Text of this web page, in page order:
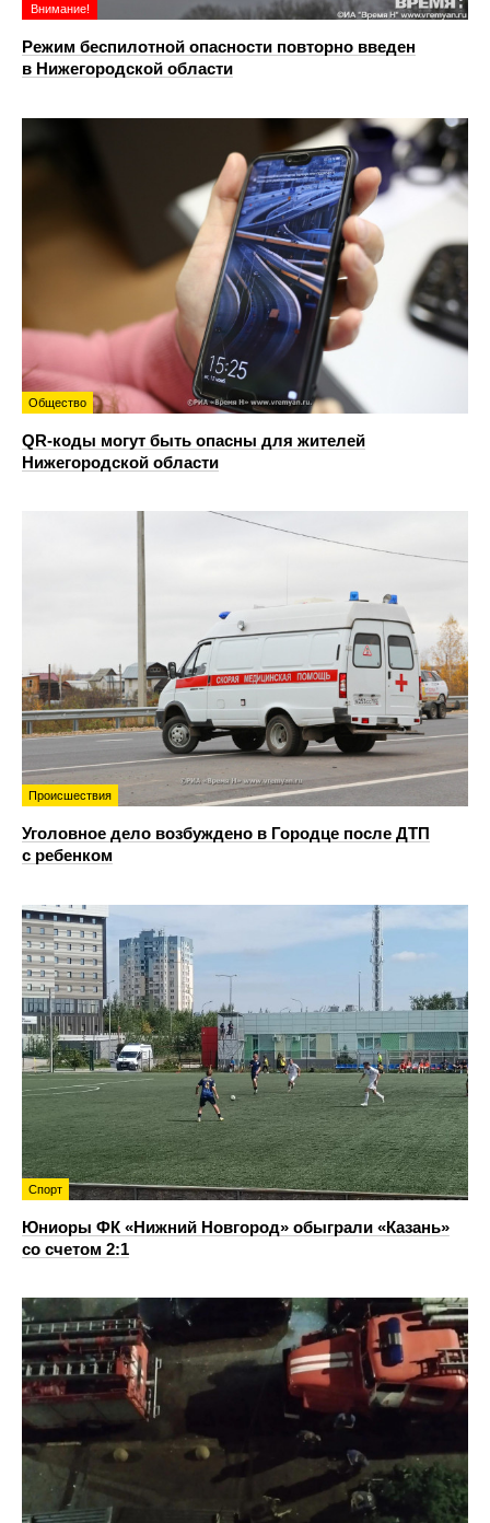
Внимание!
Режим беспилотной опасности повторно введен
в Нижегородской области
Общество
QR-коды могут быть опасны для жителей
Нижегородской области
Происшествия
Уголовное дело возбуждено в Городце после ДТП
с ребенком
Спорт
Юниоры ФК «Нижний Новгород» обыграли «Казань»
со счетом 2:1